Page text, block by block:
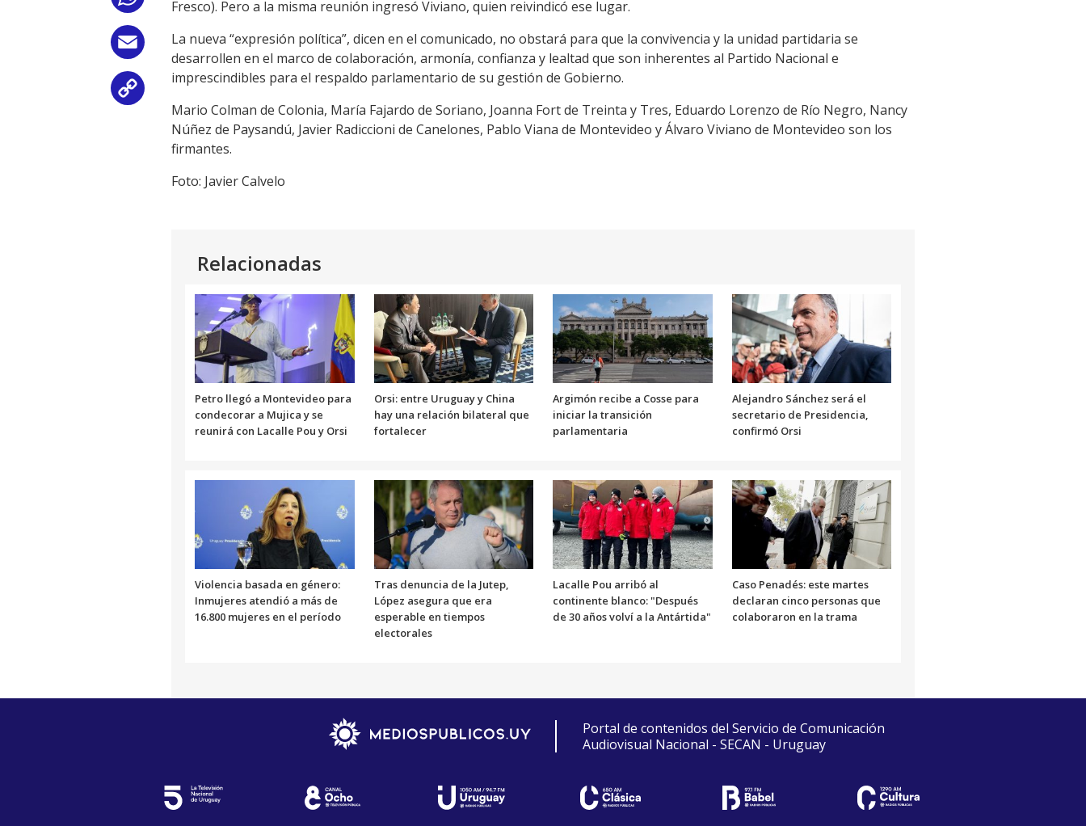
Email
Link
Fresco). Pero a la misma reunión ingresó Viviano, quien reivindicó ese lugar.
La nueva “expresión política”, dicen en el comunicado, no obstará para que la convivencia y la unidad partidaria se
desarrollen en el marco de colaboración, armonía, confianza y lealtad que son inherentes al Partido Nacional e
imprescindibles para el respaldo parlamentario de su gestión de Gobierno.
Mario Colman de Colonia, María Fajardo de Soriano, Joanna Fort de Treinta y Tres, Eduardo Lorenzo de Río Negro, Nancy
Núñez de Paysandú, Javier Radiccioni de Canelones, Pablo Viana de Montevideo y Álvaro Viviano de Montevideo son los
firmantes.
Foto: Javier Calvelo
Relacionadas
Petro llegó a Montevideo para
condecorar a Mujica y se
reunirá con Lacalle Pou y Orsi
Orsi: entre Uruguay y China
hay una relación bilateral que
fortalecer
Argimón recibe a Cosse para
iniciar la transición
parlamentaria
Alejandro Sánchez será el
secretario de Presidencia,
confirmó Orsi
Violencia basada en género:
Inmujeres atendió a más de
16.800 mujeres en el período
Tras denuncia de la Jutep,
López asegura que era
esperable en tiempos
electorales
Lacalle Pou arribó al
continente blanco: "Después
de 30 años volví a la Antártida"
Caso Penadés: este martes
declaran cinco personas que
colaboraron en la trama
Portal de contenidos del Servicio de Comunicación
Audiovisual Nacional - SECAN - Uruguay